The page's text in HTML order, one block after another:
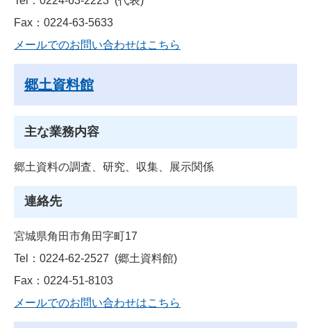
Fax：0224-63-5633
メールでのお問い合わせはこちら
郷土資料館
主な業務内容
郷土資料の調査、研究、収集、展示関係
連絡先
宮城県角田市角田字町17
Tel：0224-62-2527
郷土資料館
Fax：0224-51-8103
メールでのお問い合わせはこちら